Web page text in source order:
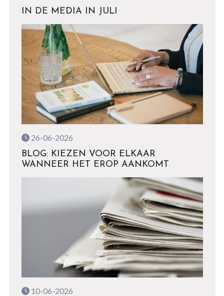
IN DE MEDIA IN JULI
26-06-2026
BLOG: KIEZEN VOOR ELKAAR
WANNEER HET EROP AANKOMT
10-06-2026